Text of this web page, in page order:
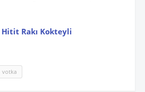
Hitit Rakı Kokteyli
votka